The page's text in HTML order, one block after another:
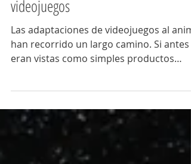
5 animes imprescindibles basados en
videojuegos
Las adaptaciones de videojuegos al
amplían el universo de sus franquicias o
incluso se sostienen por méritos propios.
Ya sea retomando historias conocidas o
explorando nuevos personajes, estas